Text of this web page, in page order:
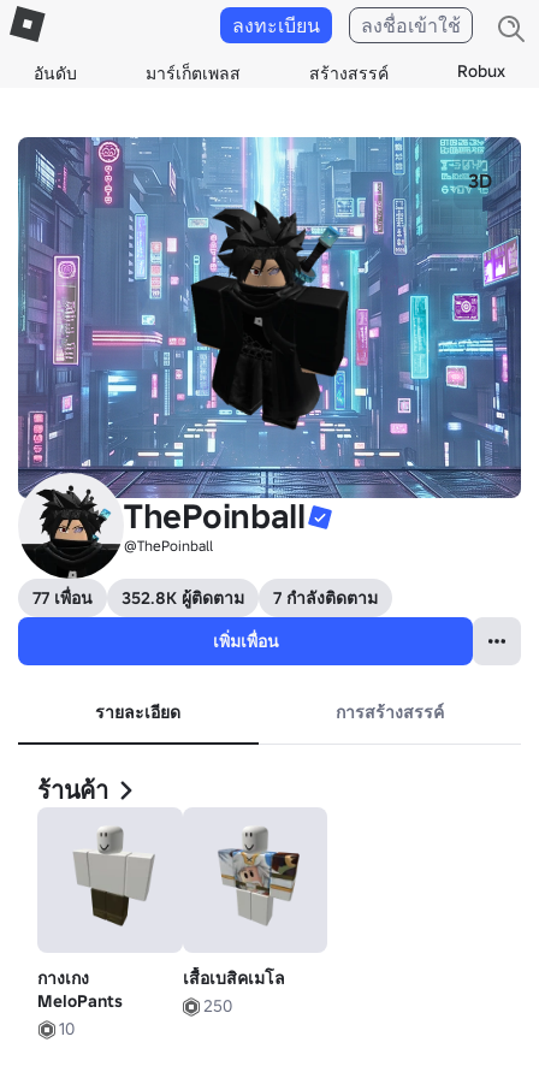
อันดับ มาร์เก็ตเพลส สร้างสรรค์ Robux
ลงทะเบียน ลงชื่อเข้าใช้
3D
ThePoinball
@ThePoinball
77 เพื่อน 352.8K ผู้ติดตาม
7 กำลังติดตาม
เพิ่มเพื่อน
รายละเอียด การสร้างสรรค์
ร้านค้า
กางเกง
MeloPants
10
เสื้อเบสิคเมโล
250